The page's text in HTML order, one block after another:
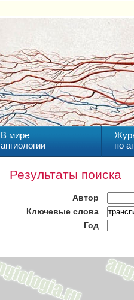
В мире
ангиологии
по
Результаты поиска
Автор
Ключевые слова
Год